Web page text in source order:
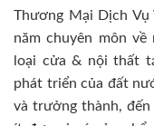
Thương Mại Dịch
năm chuyên môn về
loại cửa & nội thất
phát triển của đất
và trưởng thành,